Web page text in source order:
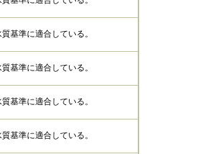
基準に適合している。
基準に適合している。
基準に適合している。
基準に適合している。